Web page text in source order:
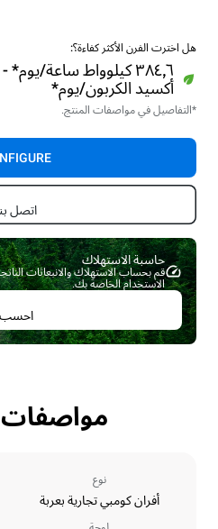
هل اخترت الفرن الأكثر كفاءة؟:
أكسيد الكربون/يوم*
*التفاصيل في مواصفات المنتج.
اتصل
حاسبة الاستهلاك ​
قم بحساب الاستهلاك والانبعاثات
الاستخدام الخاصة بك.
احسب
مواصفات
نوع
أفران كومبي تجارية بعربة